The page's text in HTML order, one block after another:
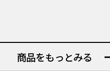
商品をもっとみる